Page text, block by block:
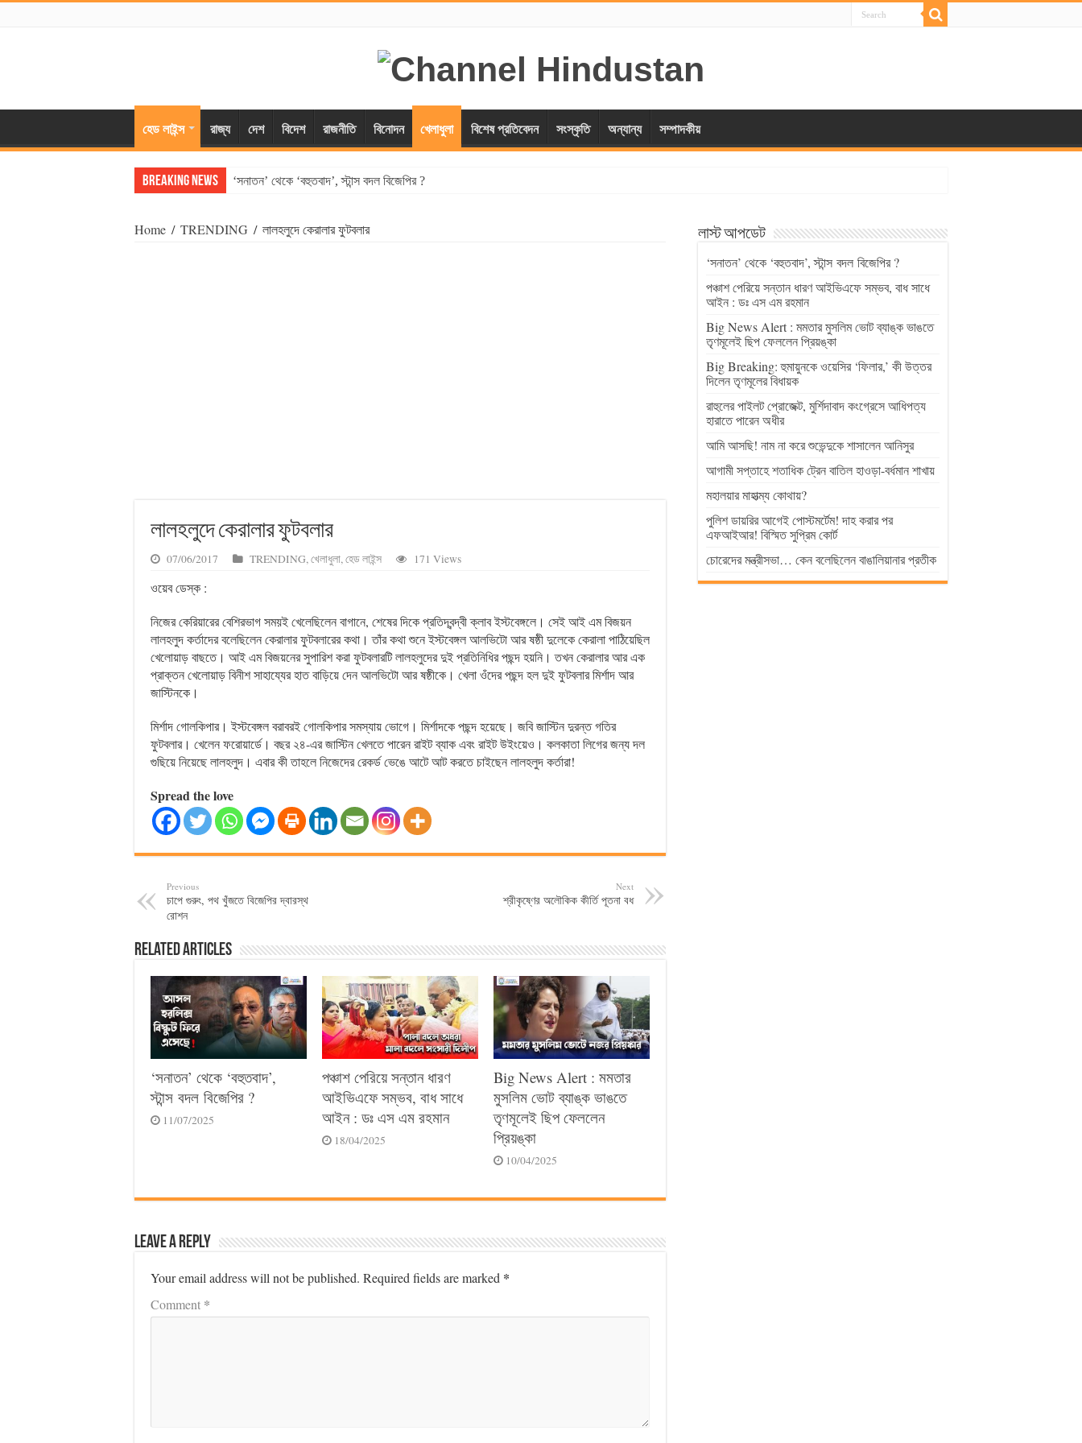
হেড লাইন্স রাজ্য দেশ বিদেশ রাজনীতি বিনোদন খেলাধুলা বিশেষ প্রতিবেদন সংস্কৃতি অন্যান্য সম্পাদকীয়
Breaking News ‘সনাতন’ থেকে ‘বহুতবাদ’, স্টান্স বদল বিজেপির ?
Home / TRENDING / লালহলুদে কেরালার ফুটবলার
লালহলুদে কেরালার ফুটবলার
07/06/2017 TRENDING,খেলাধুলা,হেড লাইন্স 171 Views
ওয়েব ডেস্ক :
নিজের কেরিয়ারের বেশিরভাগ সময়ই খেলেছিলেন বাগানে, শেষের দিকে প্রতিদ্বন্দ্বী ক্লাব ইস্টবেঙ্গলে। সেই আই এম বিজয়ন
লালহলুদ কর্তাদের বলেছিলেন কেরালার ফুটবলারের কথা। তাঁর কথা শুনে ইস্টবেঙ্গল আলভিটো আর ষষ্ঠী দুলেকে কেরালা পাঠিয়েছিল
খেলোয়াড় বাছতে। আই এম বিজয়নের সুপারিশ করা ফুটবলারটি লালহলুদের দুই প্রতিনিধির পছন্দ হয়নি। তখন কেরালার আর এক
প্রাক্তন খেলোয়াড় বিনীশ সাহায্যের হাত বাড়িয়ে দেন আলভিটো আর ষষ্ঠীকে। খেলা ওঁদের পছন্দ হল দুই ফুটবলার মির্শাদ আর
জাস্টিনকে।
মির্শাদ গোলকিপার। ইস্টবেঙ্গল বরাবরই গোলকিপার সমস্যায় ভোগে। মির্শাদকে পছন্দ হয়েছে। জবি জাস্টিন দুরন্ত গতির
ফুটবলার। খেলেন ফরোয়ার্ডে। বছর ২৪-এর জাস্টিন খেলতে পারেন রাইট ব্যাক এবং রাইট উইংয়েও। কলকাতা লিগের জন্য দল
গুছিয়ে নিয়েছে লালহলুদ। এবার কী তাহলে নিজেদের রেকর্ড ভেঙে আটে আট করতে চাইছেন লালহলুদ কর্তারা!
Spread the love
Previous
চাপে গুরুং, পথ খুঁজতে বিজেপির দ্বারস্থ
রোশন
Next
শ্রীকৃষ্ণের অলৌকিক কীর্তি পূতনা বধ
Related Articles
‘সনাতন’ থেকে ‘বহুতবাদ’,
স্টান্স বদল বিজেপির ?
11/07/2025
পঞ্চাশ পেরিয়ে সন্তান ধারণ
আইভিএফে সম্ভব, বাধ সাধে
আইন : ডঃ এস এম রহমান
18/04/2025
Big News Alert : মমতার
মুসলিম ভোট ব্যাঙ্ক ভাঙতে
তৃণমূলেই ছিপ ফেললেন
প্রিয়ঙ্কা
10/04/2025
Leave a Reply
Your email address will not be published. Required fields are marked *
Comment *
লাস্ট আপডেট
‘সনাতন’ থেকে ‘বহুতবাদ’, স্টান্স বদল বিজেপির ?
পঞ্চাশ পেরিয়ে সন্তান ধারণ আইভিএফে সম্ভব, বাধ সাধে
আইন : ডঃ এস এম রহমান
Big News Alert : মমতার মুসলিম ভোট ব্যাঙ্ক ভাঙতে
তৃণমূলেই ছিপ ফেললেন প্রিয়ঙ্কা
Big Breaking: হুমায়ুনকে ওয়েসির ‘ফিলার,’ কী উত্তর
দিলেন তৃণমূলের বিধায়ক
রাহুলের পাইলট প্রোজেক্ট, মুর্শিদাবাদ কংগ্রেসে আধিপত্য
হারাতে পারেন অধীর
আমি আসছি! নাম না করে শুভেন্দুকে শাসালেন আনিসুর
আগামী সপ্তাহে শতাধিক ট্রেন বাতিল হাওড়া-বর্ধমান শাখায়
মহালয়ার মাহাত্ম্য কোথায়?
পুলিশ ডায়রির আগেই পোস্টমর্টেম! দাহ করার পর
এফআইআর! বিস্মিত সুপ্রিম কোর্ট
চোরেদের মন্ত্রীসভা… কেন বলেছিলেন বাঙালিয়ানার প্রতীক